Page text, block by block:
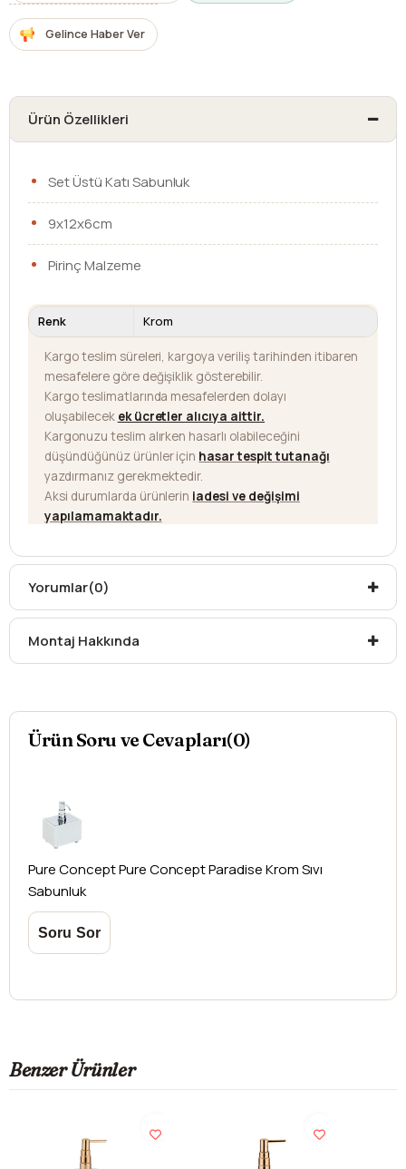
Gelince Haber Ver
Ürün Özellikleri
Set Üstü Katı Sabunluk
9x12x6cm
Pirinç Malzeme
Renk Krom
Kargo teslim süreleri, kargoya veriliş tarihinden itibaren
mesafelere göre değişiklik gösterebilir.
Kargo teslimatlarında mesafelerden dolayı
oluşabilecek ek ücretler alıcıya aittir.
Kargonuzu teslim alırken hasarlı olabileceğini
düşündüğünüz ürünler için hasar tespit tutanağı
yazdırmanız gerekmektedir.
Aksi durumlarda ürünlerin iadesi ve değişimi
yapılamamaktadır.
Yorumlar(0)
Montaj Hakkında
Ürün Soru ve Cevapları(0)
Pure ConceptPure Concept Paradise Krom Sıvı
Sabunluk
Benzer Ürünler